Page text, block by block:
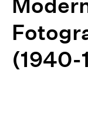
(1940-